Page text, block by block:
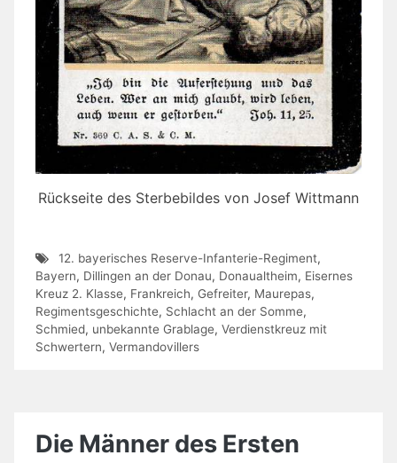
Rückseite des Sterbebildes von Josef Wittmann
12. bayerisches Reserve-Infanterie-Regiment,
Bayern, Dillingen an der Donau, Donaualtheim, Eisernes
Kreuz 2. Klasse, Frankreich, Gefreiter, Maurepas,
Regimentsgeschichte, Schlacht an der Somme,
Schmied, unbekannte Grablage, Verdienstkreuz mit
Schwertern, Vermandovillers
Die Männer des Ersten